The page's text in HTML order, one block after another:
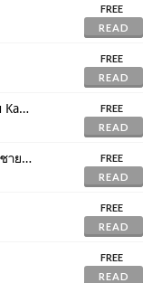
FREE
READ
FREE
READ
คดีฆาตกรรมบนเนินฮิบาริงะโอกะ (Yakou Kanransha)
FREE
READ
Fairy Tales Can’t Tell Everything - เจ้าชาย, ไม่ได้กล่าว
FREE
READ
FREE
READ
FREE
READ